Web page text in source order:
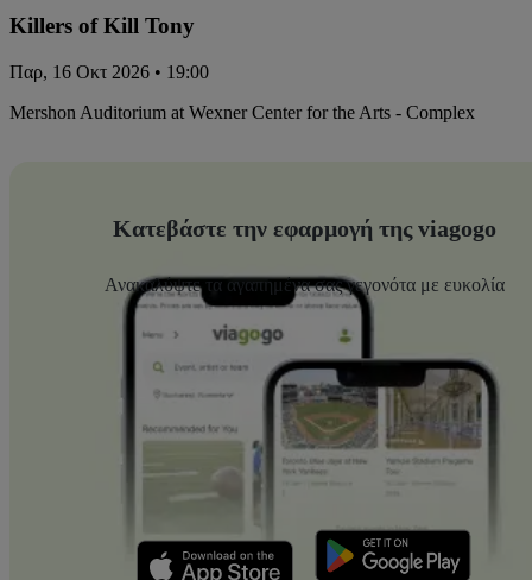
Killers of Kill Tony
Παρ, 16 Οκτ 2026 • 19:00
Mershon Auditorium at Wexner Center for the Arts - Complex
Κατεβάστε την εφαρμογή της viagogo
Ανακαλύψτε τα αγαπημένα σας γεγονότα με ευκολία